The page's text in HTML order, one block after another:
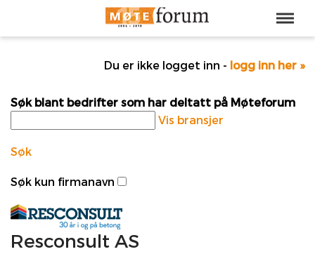
Du er ikke logget inn - logg inn her »
Søk blant bedrifter som har deltatt på Møteforum
Vis bransjer
Søk
Søk kun firmanavn
Resconsult AS